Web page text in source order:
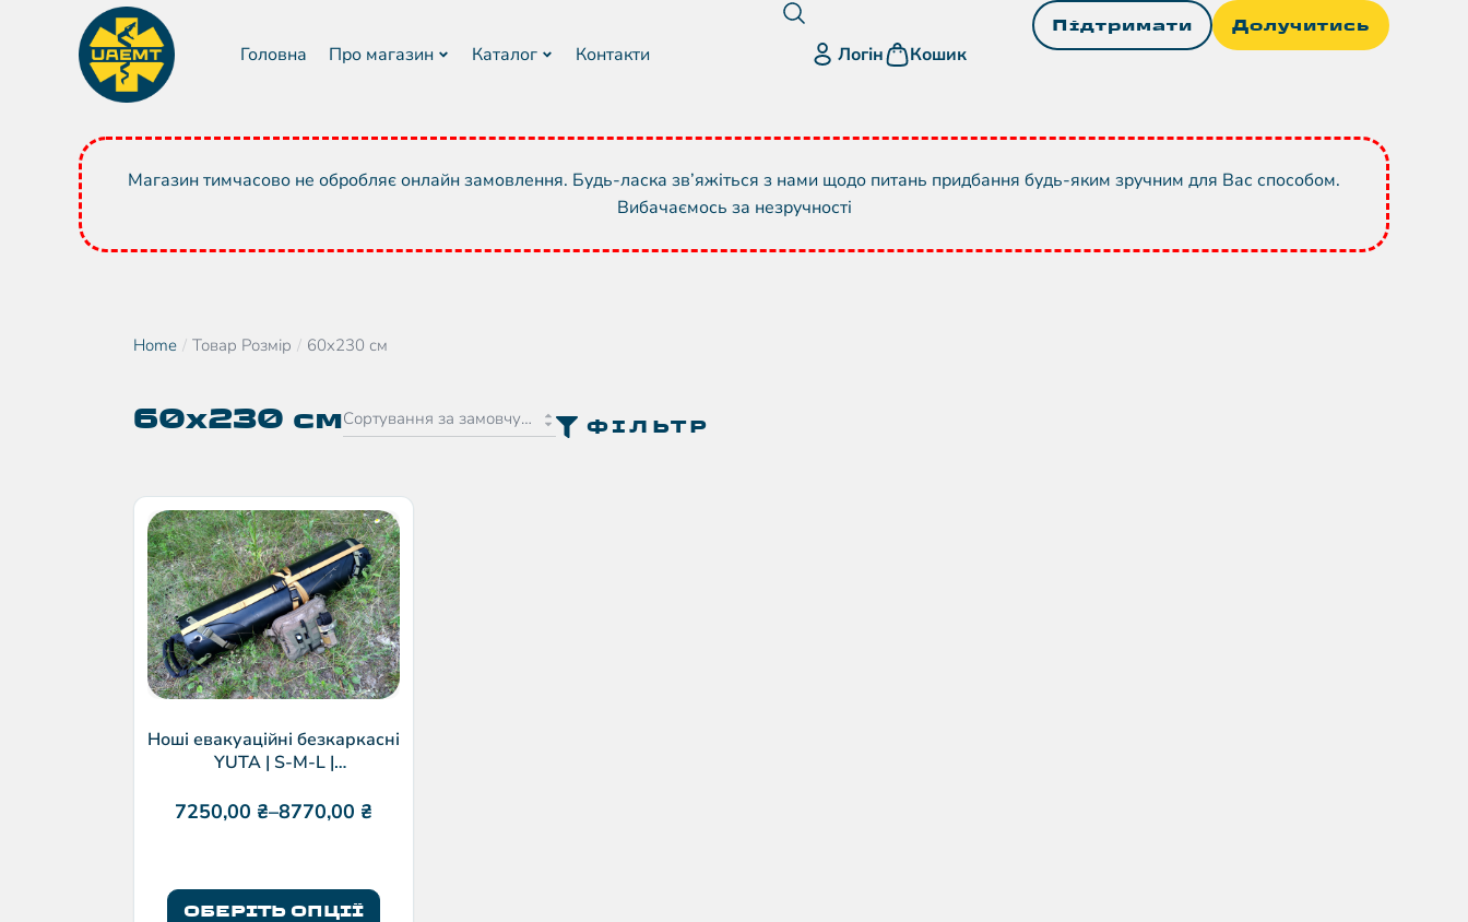
Головна Про магазин Каталог Контакти Логін Кошик
Підтримати Долучитись
Магазин тимчасово не обробляє онлайн замовлення. Будь-ласка зв’яжіться з нами щодо питань придбання будь-яким зручним для Вас способом.
Вибачаємось за незручності
You are here:
Home Товар Розмір 60x230 см
60x230 см ФІЛЬТР
Ноші евакуаційні безкаркасні
YUTA | S-M-L |
7250,00 ₴–8770,00 ₴
ОБЕРІТЬ ОПЦІЇ